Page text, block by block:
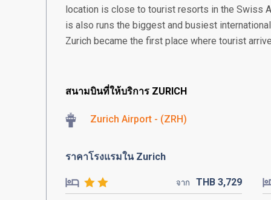
location is close to tourist resorts in the Swiss
is also runs the biggest and busiest
Zurich became the first place where tourist
สนามบินที่ให้บริการ ZURICH
Zurich Airport - (ZRH)
ราคาโรงแรมใน Zurich
จาก THB 3,729